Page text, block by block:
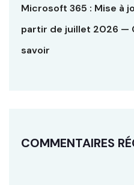
Microsoft 365 : Mise à
partir de juillet 2026 —
savoir
COMMENTAIRES